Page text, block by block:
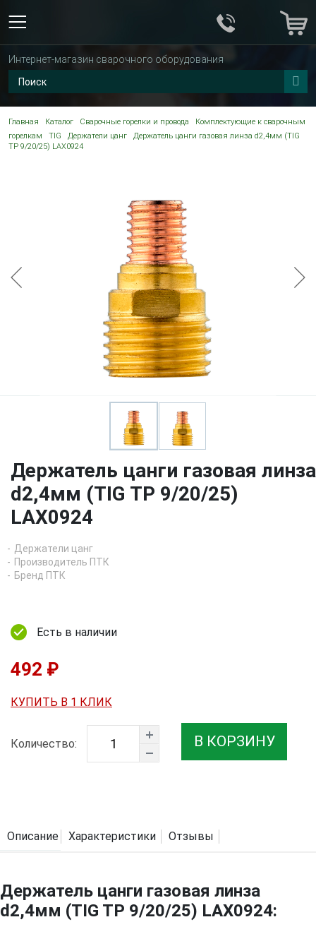
Интернет-магазин сварочного оборудования
Главная Каталог Сварочные горелки и провода
Комплектующие к сварочным
горелкам
TIG Держатели цанг
Держатель цанги газовая линза d2,4мм (TIG
TP 9/20/25) LAX0924
Держатель цанги газовая линза
d2,4мм (TIG TP 9/20/25)
LAX0924
Держатели цанг
Производитель ПТК
Бренд ПТК
Есть в наличии
492 ₽
КУПИТЬ В 1 КЛИК
Количество: В КОРЗИНУ
Описание Характеристики Отзывы
Держатель цанги газовая линза
d2,4мм (TIG TP 9/20/25) LAX0924: